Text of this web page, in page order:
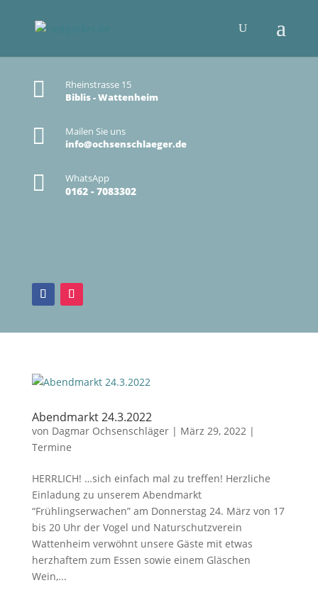

Rheinstrasse 15
Biblis - Wattenheim

Mailen Sie uns
info@ochsenschlaeger.de
 WhatsApp
0162 - 7083302
Abendmarkt 24.3.2022
von Dagmar Ochsenschläger| März 29, 2022|
Termine
HERRLICH! …sich einfach mal zu treffen! Herzliche
Einladung zu unserem Abendmarkt
“Frühlingserwachen” am Donnerstag 24. März von 17
bis 20 Uhr der Vogel und Naturschutzverein
Wattenheim verwöhnt unsere Gäste mit etwas
herzhaftem zum Essen sowie einem Gläschen
Wein,...